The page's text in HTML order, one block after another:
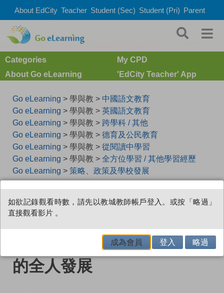
About EdCity Teacher Student (Sec) Student (Pri) Parent
Categories
My CPD
About Go eLearning
'EdCity Teacher' App
Go eLearning > 學與教 > 中國語文教育
Go eLearning > 學與教 > 英國語文教育
Go eLearning > 學與教 > 跨學科 / 其他
Go eLearning > 學與教 > 德育及公民教育
Go eLearning > 學與教 > 從閱讀中學習
Go eLearning > 學與教 > 全方位學習 / 其他學習經歷
Go eLearning > 策略、政策及學校發展
教育局語文教學支援組2022
周年分享會（小學）：優化
校本語文課程，促進小學生
的全人發展
如欲記錄觀看時數，請先以教城教師帳戶登入。或按「略過」
直接觀看影片 。
成為會員 登入 略過